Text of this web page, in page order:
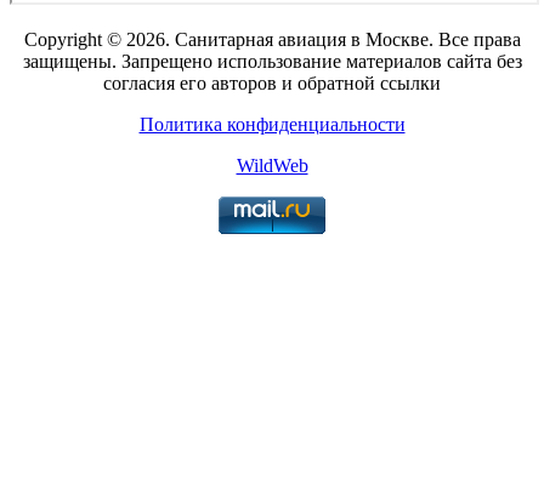
Copyright © 2026. Санитарная авиация в Москве. Все права
защищены. Запрещено использование материалов сайта без
согласия его авторов и обратной ссылки
Политика конфиденциальности
WildWeb